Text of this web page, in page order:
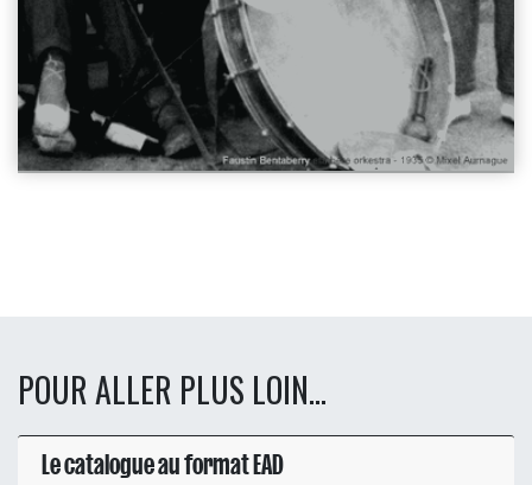
POUR ALLER PLUS LOIN...
Le catalogue au format EAD